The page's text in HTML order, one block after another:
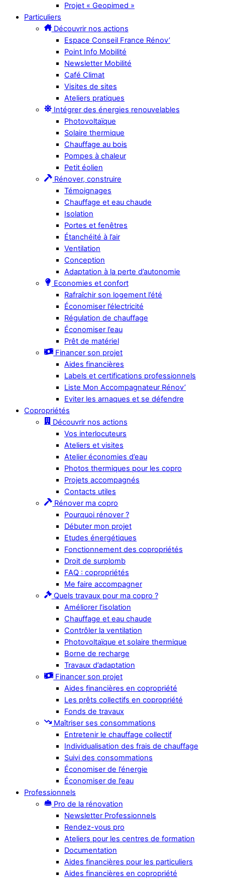
Projet « Geopimed »
Particuliers
Découvrir nos actions
Espace Conseil France Rénov’
Point Info Mobilité
Newsletter Mobilité
Café Climat
Visites de sites
Ateliers pratiques
Intégrer des énergies renouvelables
Photovoltaïque
Solaire thermique
Chauffage au bois
Pompes à chaleur
Petit éolien
Rénover, construire
Témoignages
Chauffage et eau chaude
Isolation
Portes et fenêtres
Étanchéité à l’air
Ventilation
Conception
Adaptation à la perte d’autonomie
Economies et confort
Rafraîchir son logement l’été
Économiser l’électricité
Régulation de chauffage
Économiser l’eau
Prêt de matériel
Financer son projet
Aides financières
Labels et certifications professionnels
Liste Mon Accompagnateur Rénov’
Eviter les arnaques et se défendre
Copropriétés
Découvrir nos actions
Vos interlocuteurs
Ateliers et visites
Atelier économies d’eau
Photos thermiques pour les copro
Projets accompagnés
Contacts utiles
Rénover ma copro
Pourquoi rénover ?
Débuter mon projet
Etudes énergétiques
Fonctionnement des copropriétés
Droit de surplomb
FAQ : copropriétés
Me faire accompagner
Quels travaux pour ma copro ?
Améliorer l’isolation
Chauffage et eau chaude
Contrôler la ventilation
Photovoltaïque et solaire thermique
Borne de recharge
Travaux d’adaptation
Financer son projet
Aides financières en copropriété
Les prêts collectifs en copropriété
Fonds de travaux
Maîtriser ses consommations
Entretenir le chauffage collectif
Individualisation des frais de chauffage
Suivi des consommations
Économiser de l’énergie
Économiser de l’eau
Professionnels
Pro de la rénovation
Newsletter Professionnels
Rendez-vous pro
Ateliers pour les centres de formation
Documentation
Aides financières pour les particuliers
Aides financières en copropriété